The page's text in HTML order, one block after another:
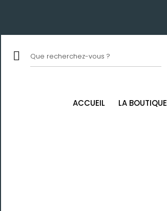
ACCUEIL LA BOUTIQUE